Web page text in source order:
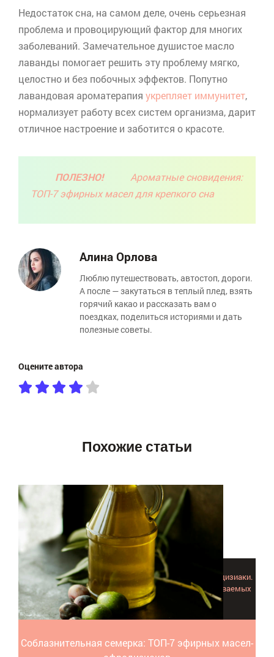
Недостаток сна, на самом деле, очень серьезная
проблема и провоцирующий фактор для многих
заболеваний. Замечательное душистое масло
лаванды помогает решить эту проблему мягко,
целостно и без побочных эффектов. Попутно
лавандовая ароматерапия укрепляет иммунитет,
нормализует работу всех систем организма, дарит
отличное настроение и заботится о красоте.
ПОЛЕЗНО!
Ароматные сновидения:
ТОП-7 эфирных масел для крепкого сна
Алина Орлова
Люблю путешествовать, автостоп, дороги.
А после — закутаться в теплый плед, взять
горячий какао и рассказать вам о
поездках, поделиться историями и дать
полезные советы.
Оцените автора
Похожие статьи
Соблазнительная семерка: ТОП-7 эфирных масел-
Эфирные масла – проверенные тысячелетиями афродизиаки.
Какой аромат у самых страстных свиданий и незабываемых
ночей?